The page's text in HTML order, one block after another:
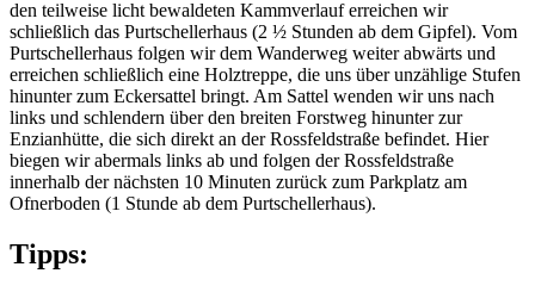
den teilweise licht bewaldeten Kammverlauf erreichen wir
schließlich das Purtschellerhaus (2 ½ Stunden ab dem Gipfel). Vom
Purtschellerhaus folgen wir dem Wanderweg weiter abwärts und
erreichen schließlich eine Holztreppe, die uns über unzählige Stufen
hinunter zum Eckersattel bringt. Am Sattel wenden wir uns nach
links und schlendern über den breiten Forstweg hinunter zur
Enzianhütte, die sich direkt an der Rossfeldstraße befindet. Hier
biegen wir abermals links ab und folgen der Rossfeldstraße
innerhalb der nächsten 10 Minuten zurück zum Parkplatz am
Ofnerboden (1 Stunde ab dem Purtschellerhaus).
Tipps: